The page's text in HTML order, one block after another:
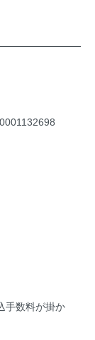
手数料が掛か